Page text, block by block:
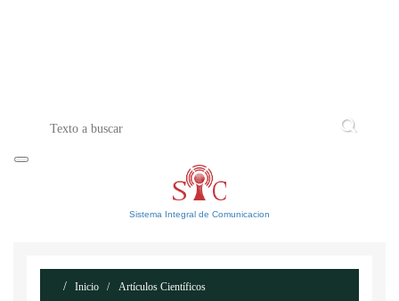
Sistema Integral de Comunicacion
Inicio Artículos Científicos